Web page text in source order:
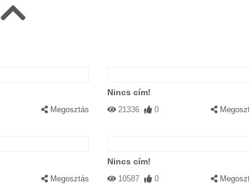
Megosztás
Nincs cím!
21336 0
Megosztás
Nincs cím!
10587 0